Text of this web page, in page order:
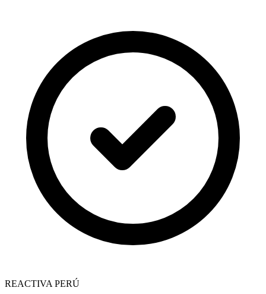
REACTIVA PERÚ